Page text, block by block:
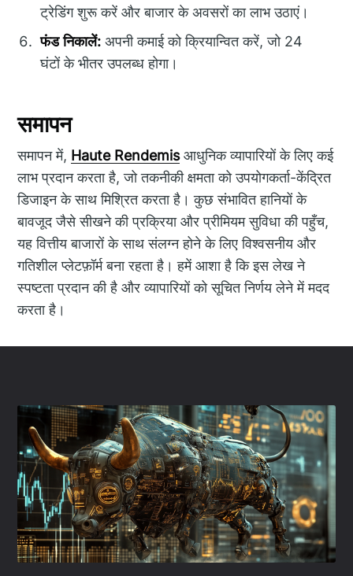
ट्रेडिंग शुरू करें और बाजार के अवसरों का लाभ उठाएं।
फंड निकालें: अपनी कमाई को क्रियान्वित करें, जो 24
घंटों के भीतर उपलब्ध होगा।
समापन
समापन में, Haute Rendemisआधुनिक व्यापारियों के लिए कई
लाभ प्रदान करता है, जो तकनीकी क्षमता को उपयोगकर्ता-केंद्रित
डिजाइन के साथ मिश्रित करता है। कुछ संभावित हानियों के
बावजूद जैसे सीखने की प्रक्रिया और प्रीमियम सुविधा की पहुँच,
यह वित्तीय बाजारों के साथ संलग्न होने के लिए विश्वसनीय और
गतिशील प्लेटफ़ॉर्म बना रहता है। हमें आशा है कि इस लेख ने
स्पष्टता प्रदान की है और व्यापारियों को सूचित निर्णय लेने में मदद
करता है।